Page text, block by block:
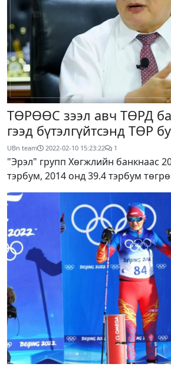
ТӨРӨӨС зээл авч ТӨРД
гээд бүтэлгүйтсэнд ТӨР
UBn team 2022-02-10 15:23:22 1
"Эрэл" групп Хөгжлийн банкнаас
тэрбум, 2014 онд 39.4 тэрбум